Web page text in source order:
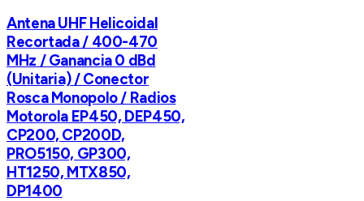
Antena UHF Helicoidal
Recortada / 400-470
MHz / Ganancia 0 dBd
(Unitaria) / Conector
Rosca Monopolo / Radios
Motorola EP450, DEP450,
CP200, CP200D,
PRO5150, GP300,
HT1250, MTX850,
DP1400